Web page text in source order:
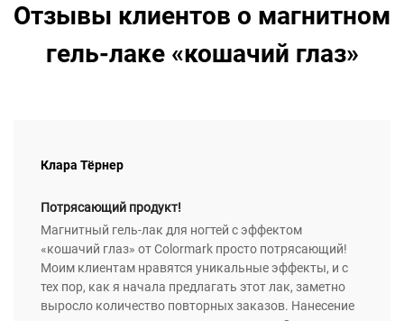
Отзывы клиентов о магнитном
гель-лаке «кошачий глаз»
Клара Тёрнер
Потрясающий продукт!
Магнитный гель-лак для ногтей с эффектом
«кошачий глаз» от Colormark просто потрясающий!
Моим клиентам нравятся уникальные эффекты, и с
тех пор, как я начала предлагать этот лак, заметно
выросло количество повторных заказов. Нанесение